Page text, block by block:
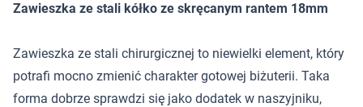
Zawieszka ze stali kółko ze skręcanym rantem 18mm
Zawieszka ze stali chirurgicznej to niewielki element, który
potrafi mocno zmienić charakter gotowej biżuterii. Taka
forma dobrze sprawdzi się jako dodatek w naszyjniku,